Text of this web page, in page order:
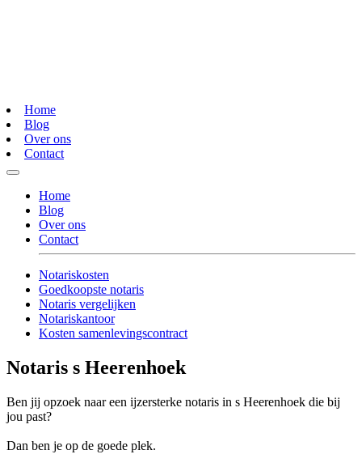
Home
Blog
Over ons
Contact
Home
Blog
Over ons
Contact
Notariskosten
Goedkoopste notaris
Notaris vergelijken
Notariskantoor
Kosten samenlevingscontract
Notaris s Heerenhoek
Ben jij opzoek naar een ijzersterke notaris in s Heerenhoek die bij
jou past?
Dan ben je op de goede plek.